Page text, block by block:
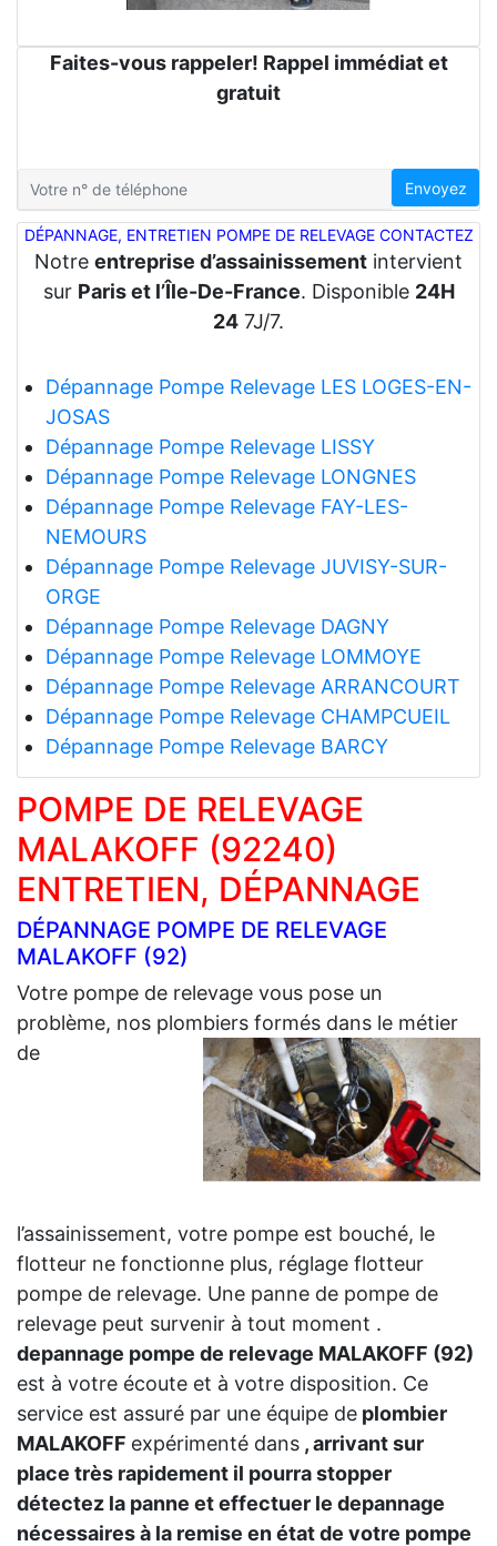
Faites-vous rappeler! Rappel immédiat et
gratuit
Envoyez
DÉPANNAGE, ENTRETIEN POMPE DE RELEVAGE CONTACTEZ
Notre entreprise d’assainissement intervient
sur Paris et l’Île-De-France. Disponible 24H
24 7J/7.
Dépannage Pompe Relevage LES LOGES-EN-
JOSAS
Dépannage Pompe Relevage LISSY
Dépannage Pompe Relevage LONGNES
Dépannage Pompe Relevage FAY-LES-
NEMOURS
Dépannage Pompe Relevage JUVISY-SUR-
ORGE
Dépannage Pompe Relevage DAGNY
Dépannage Pompe Relevage LOMMOYE
Dépannage Pompe Relevage ARRANCOURT
Dépannage Pompe Relevage CHAMPCUEIL
Dépannage Pompe Relevage BARCY
POMPE DE RELEVAGE
MALAKOFF (92240)
ENTRETIEN, DÉPANNAGE
DÉPANNAGE POMPE DE RELEVAGE
MALAKOFF (92)
Votre pompe de relevage vous pose un
problème, nos plombiers formés dans le métier
de
l’assainissement, votre pompe est bouché, le
flotteur ne fonctionne plus, réglage flotteur
pompe de relevage. Une panne de pompe de
relevage peut survenir à tout moment .
depannage pompe de relevage MALAKOFF (92)
est à votre écoute et à votre disposition. Ce
service est assuré par une équipe de plombier
MALAKOFF expérimenté dans , arrivant sur
place très rapidement il pourra stopper
détectez la panne et effectuer le depannage
nécessaires à la remise en état de votre pompe